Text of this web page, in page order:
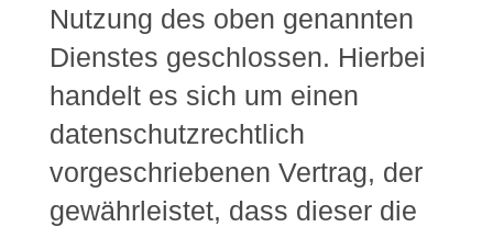
Nutzung des oben genannten
Dienstes geschlossen. Hierbei
handelt es sich um einen
datenschutzrechtlich
vorgeschriebenen Vertrag, der
gewährleistet, dass dieser die